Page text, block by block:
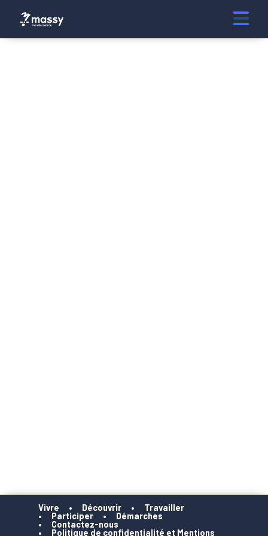
Vivre Découvrir
Travailler
Participer
Démarches
Contactez-nous
Politique de confidentialité et Mentions